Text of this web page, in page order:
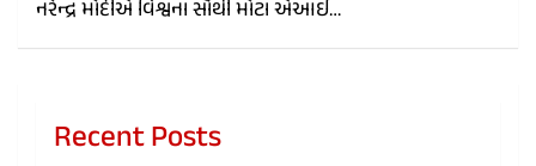
નરેન્દ્ર મોદીએ વિશ્વના સૌથી મોટા એઆઈ…
Recent Posts